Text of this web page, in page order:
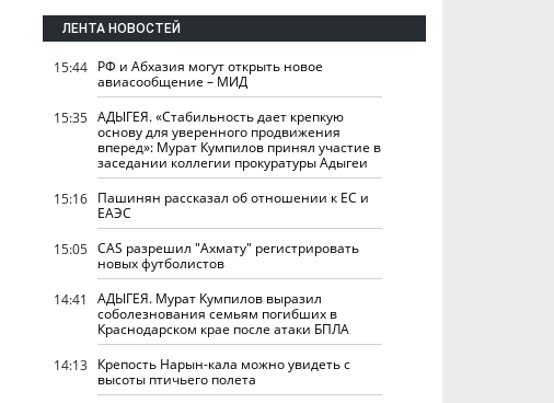
ЛЕНТА НОВОСТЕЙ
15:44 РФ и Абхазия могут открыть новое
авиасообщение – МИД
15:35 АДЫГЕЯ. «Стабильность дает крепкую
основу для уверенного продвижения
вперед»: Мурат Кумпилов принял участие в
заседании коллегии прокуратуры Адыгеи
15:16 Пашинян рассказал об отношении к ЕС и
ЕАЭС
15:05 CAS разрешил "Ахмату" регистрировать
новых футболистов
14:41
АДЫГЕЯ. Мурат Кумпилов выразил
соболезнования семьям погибших в
Краснодарском крае после атаки БПЛА
14:13 Крепость Нарын-кала можно увидеть с
высоты птичьего полета